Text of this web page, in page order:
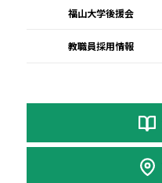
福山大学後援会
教職員採用情報